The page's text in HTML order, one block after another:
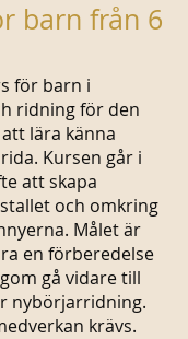
barn från 6
för barn i
ridning för den
lära känna
Kursen går i
att skapa
och omkring
Målet är
en förberedelse
gå vidare till
nybörjarridning.
krävs.